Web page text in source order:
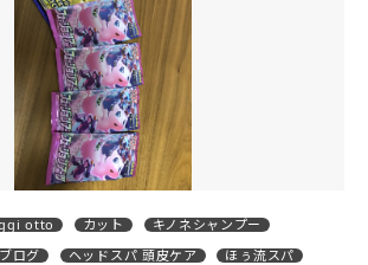
otto カット
キノネシャンプー
ブログ ヘッドスパ 頭皮ケア
ほぅ流スパ